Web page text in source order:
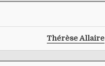
Thérèse Allaire